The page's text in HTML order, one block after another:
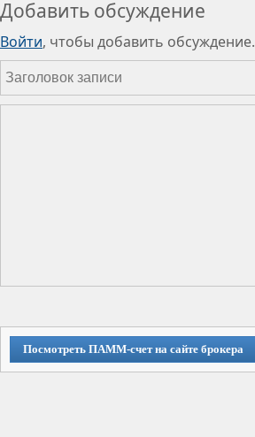
Добавить обсуждение
Войти, чтобы добавить обсуждение.
Посмотреть ПАММ-счет на сайте брокера